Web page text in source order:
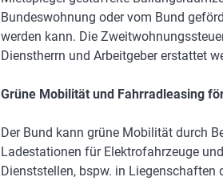
Bundeswohnung oder vom Bund
werden kann. Die
Dienstherrn und Arbeitgeber erstattet
Grüne Mobilität und Fahrradleasing
Der Bund kann grüne Mobilität durch
Ladestationen für Elektrofahrzeuge
Dienststellen, bspw. in Liegenschaften